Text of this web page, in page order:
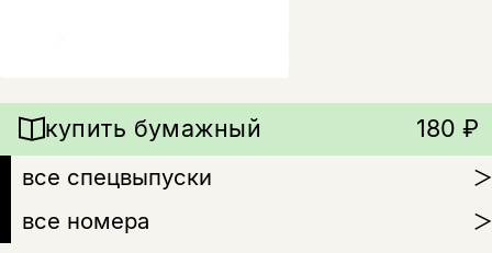
все спецвыпуски
все номера
купить бумажный 180 ₽